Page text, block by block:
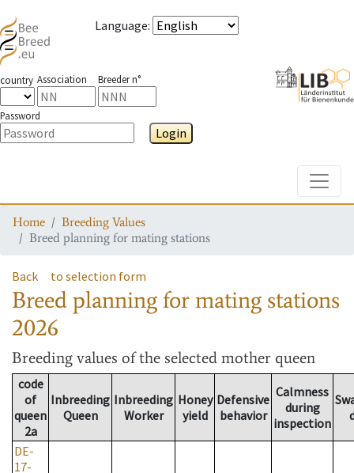
Language:
country Association Breeder n°
Password
Login
Home
Breeding Values
Breed planning for mating stations
Back to selection form
Breed planning for mating stations
2026
Breeding values of the selected mother queen
code
of
queen
2a
Inbreeding
Queen
Inbreeding
Worker
Honey
yield
Defensive
behavior
Calmness
during
inspection
DE-
17-